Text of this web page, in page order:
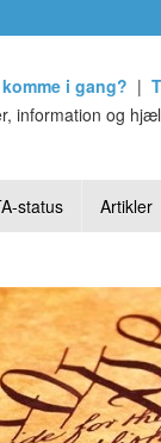
i gang? |
information og
status Artikler